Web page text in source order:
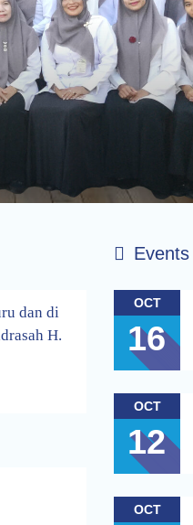
dan di
H.
Events
OCT
16
OCT
12
OCT